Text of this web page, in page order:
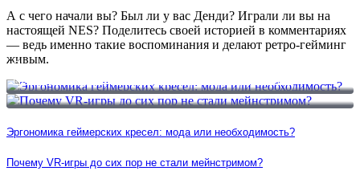
А с чего начали вы? Был ли у вас Денди? Играли ли вы на
настоящей NES? Поделитесь своей историей в комментариях
— ведь именно такие воспоминания и делают ретро-гейминг
живым.
Эргономика геймерских кресел: мода или необходимость?
Почему VR-игры до сих пор не стали мейнстримом?
Эргономика геймерских кресел: мода или необходимость?
Почему VR-игры до сих пор не стали мейнстримом?